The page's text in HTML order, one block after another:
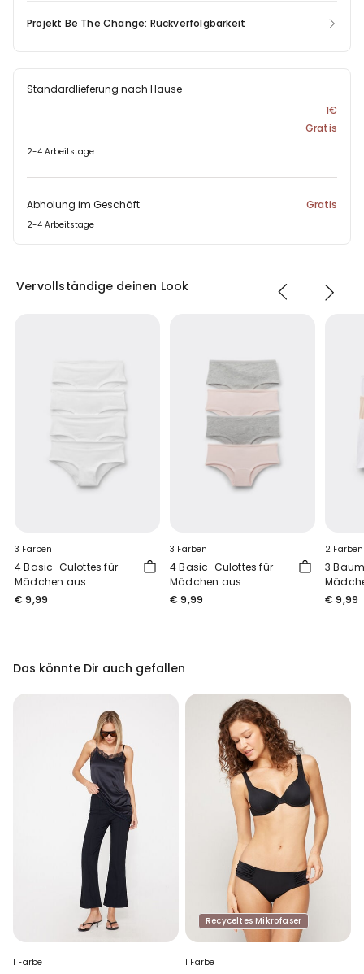
Projekt Be The Change: Rückverfolgbarkeit
Standardlieferung nach Hause
1€
Gratis
2-4 Arbeitstage
Abholung im Geschäft Gratis
2-4 Arbeitstage
Vervollständige deinen Look
3 Farben
4 Basic-Culottes für
Mädchen aus
Baumwolle
€ 9,99
3 Farben
4 Basic-Culottes für
Mädchen aus
Baumwolle
€ 9,99
2 Farben
3
€ 9,99
Das könnte Dir auch gefallen
1 Farbe
Recyceltes Mikrofaser
1 Farbe